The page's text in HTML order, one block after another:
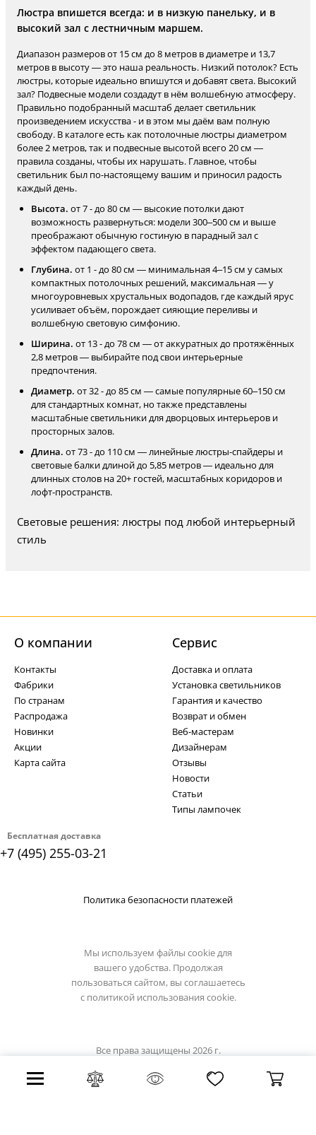
Люстра впишется всегда: и в низкую панельку, и в
высокий зал с лестничным маршем.
Диапазон размеров от 15 см до 8 метров в диаметре и 13,7
метров в высоту — это наша реальность. Низкий потолок? Есть
люстры, которые идеально впишутся и добавят света. Высокий
зал? Подвесные модели создадут в нём волшебную атмосферу.
Правильно подобранный масштаб делает светильник
произведением искусства - и в этом мы даём вам полную
свободу. В каталоге есть как потолочные люстры диаметром
более 2 метров, так и подвесные высотой всего 20 см —
правила созданы, чтобы их нарушать. Главное, чтобы
светильник был по-настоящему вашим и приносил радость
каждый день.
Высота. от 7 - до 80 см — высокие потолки дают
возможность развернуться: модели 300–500 см и выше
преображают обычную гостиную в парадный зал с
эффектом падающего света.
Глубина. от 1 - до 80 см — минимальная 4–15 см у самых
компактных потолочных решений, максимальная — у
многоуровневых хрустальных водопадов, где каждый ярус
усиливает объём, порождает сияющие переливы и
волшебную световую симфонию.
Ширина. от 13 - до 78 см — от аккуратных до протяжённых
2,8 метров — выбирайте под свои интерьерные
предпочтения.
Диаметр. от 32 - до 85 см — самые популярные 60–150 см
для стандартных комнат, но также представлены
масштабные светильники для дворцовых интерьеров и
просторных залов.
Длина. от 73 - до 110 см — линейные люстры-спайдеры и
световые балки длиной до 5,85 метров — идеально для
длинных столов на 20+ гостей, масштабных коридоров и
лофт-пространств.
Световые решения: люстры под любой интерьерный
стиль
Бесплатная доставка
+7 (495) 255-03-21
О компании
Контакты
Фабрики
По странам
Распродажа
Новинки
Акции
Карта сайта
Cервис
Доставка и оплата
Установка светильников
Гарантия и качество
Возврат и обмен
Веб-мастерам
Дизайнерам
Отзывы
Новости
Статьи
Типы лампочек
Политика безопасности платежей
Мы используем файлы cookie для
вашего удобства. Продолжая
пользоваться сайтом, вы соглашаетесь
с политикой использования cookie.
Все права защищены 2026 г.